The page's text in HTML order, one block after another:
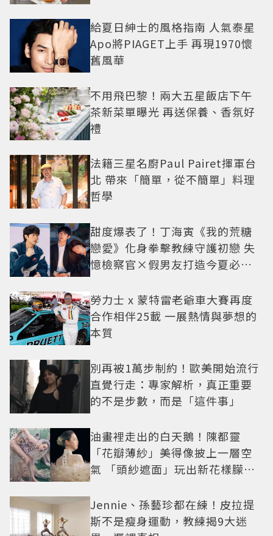
給夏日紳士的風格指南 人氣泰星
Apo將PIAGET上手 再現1970懷
舊風華
不用飛巴黎！兩大五星飯店下午
茶新菜單曝光 再送保養、香氛好
禮
法籍三星名廚Paul Pairet揮軍台
北 帶來「簡單，從不簡單」料理
哲學
甜度爆表了！丁海寅《我的荒糖
戀愛》化身拳擊教練守護初戀 失
憶檢察官×假男友打造今夏必看
勞力士 x 蒙特雷老爺車大賽再度
合作相伴25載 一展熱情與夢想的
本質
別再被1萬步制約！歐美開始流行
直覺行走：專家解析，真正重要
的不是步數，而是「這件事」
油畫裡走出的白天鵝！陳都靈
「花瓣薄紗」美得像披上一層空
氣 「頭紗遮面」玩出新花樣朦朧
Jennie、孫藝珍都在練！皮拉提
斯不是瘦身運動，教練揭9大迷